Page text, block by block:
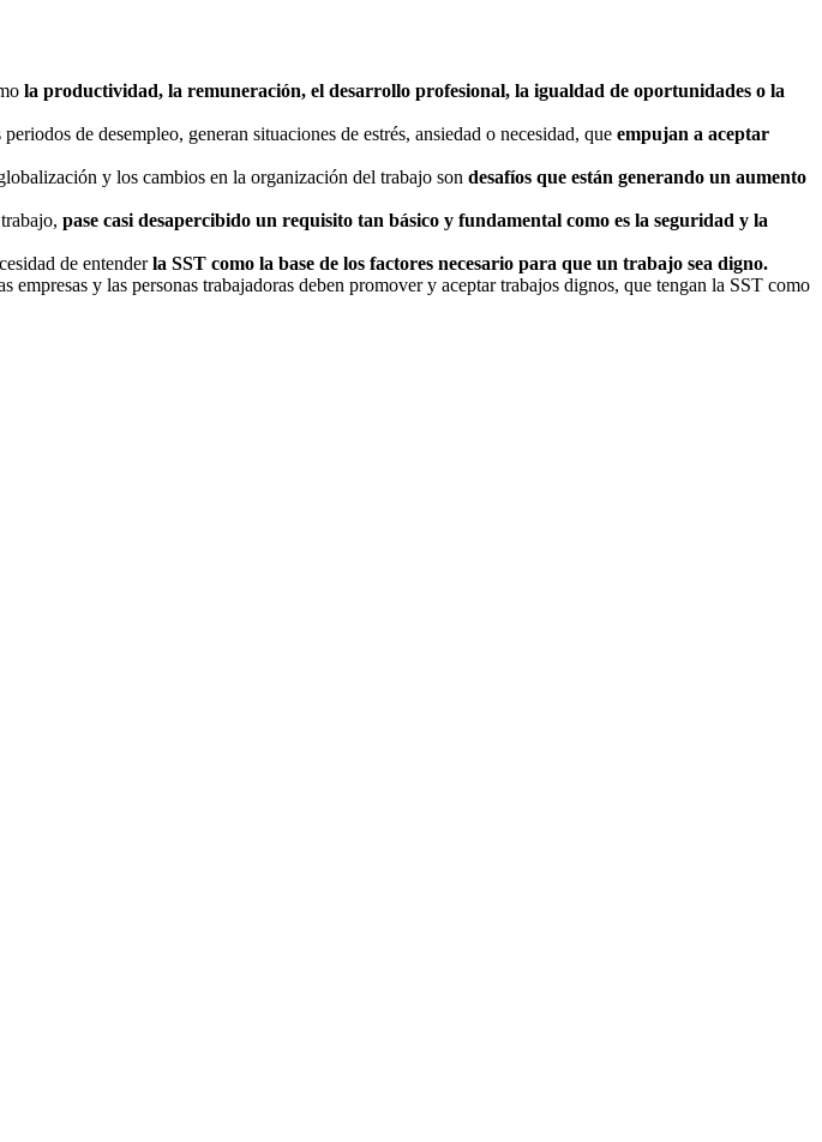
la productividad, la remuneración, el desarrollo profesional, la igualdad de oportunidades o la
de desempleo, generan situaciones de estrés, ansiedad o necesidad, que empujan a aceptar
y los cambios en la organización del trabajo son desafíos que están generando un aumento
pase casi desapercibido un requisito tan básico y fundamental como es la seguridad y la
de entenderla SST como la base de los factores necesario para que un trabajo sea digno.
empresas y las personas trabajadoras deben promover y aceptar trabajos dignos, que tengan la SST como